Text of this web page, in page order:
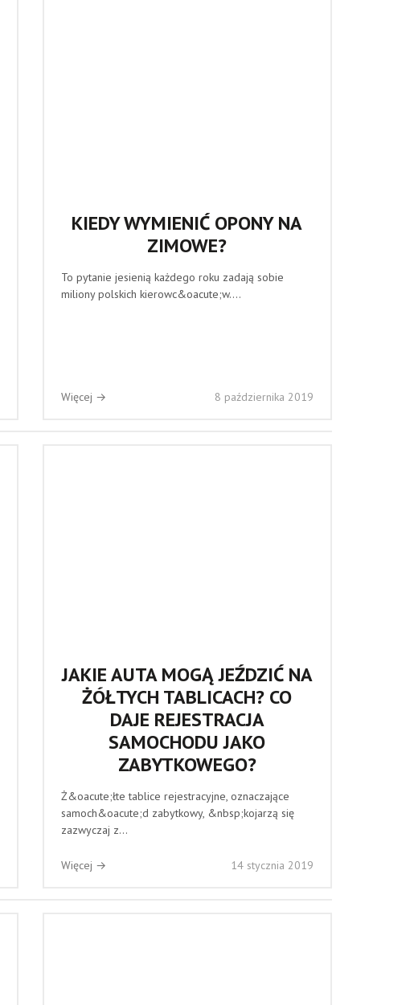
KIEDY WYMIENIĆ OPONY NA
ZIMOWE?
To pytanie jesienią każdego roku zadają sobie
miliony polskich kierowc&oacute;w....
Więcej → 8 października 2019
JAKIE AUTA MOGĄ JEŹDZIĆ NA
ŻÓŁTYCH TABLICACH? CO
DAJE REJESTRACJA
SAMOCHODU JAKO
ZABYTKOWEGO?
Ż&oacute;łte tablice rejestracyjne, oznaczające
samoch&oacute;d zabytkowy, &nbsp;kojarzą się
zazwyczaj z...
Więcej → 14 stycznia 2019